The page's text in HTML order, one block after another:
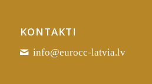
KONTAKTI
info@eurocc-latvia.lv